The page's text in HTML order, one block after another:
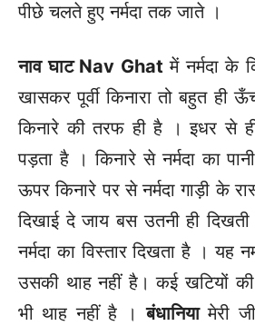
पीछे चलते हुए नर्मदा तक जाते ।
नाव घाट Nav Ghat में नर्मदा के
खासकर पूर्वी किनारा तो बहुत ही
किनारे की तरफ ही है । इधर से ही
पड़ता है । किनारे से नर्मदा का
ऊपर किनारे पर से नर्मदा गाड़ी के
दिखाई दे जाय बस उतनी ही
नर्मदा का विस्तार दिखता है । यह
उसकी थाह नहीं है। कई खटियों
भी थाह नहीं है ।बंधानियामेरी